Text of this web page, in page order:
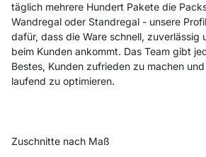
täglich mehrere Hundert Pakete die
Wandregal oder Standregal - unsere
dafür, dass die Ware schnell, zuverlässig
beim Kunden ankommt. Das Team gibt
Bestes, Kunden zufrieden zu machen
laufend zu optimieren.
Zuschnitte nach Maß